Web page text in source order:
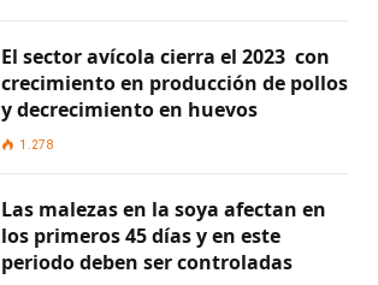
El sector avícola cierra el 2023 con
crecimiento en producción de pollos
y decrecimiento en huevos
1.278
Las malezas en la soya afectan en
los primeros 45 días y en este
periodo deben ser controladas